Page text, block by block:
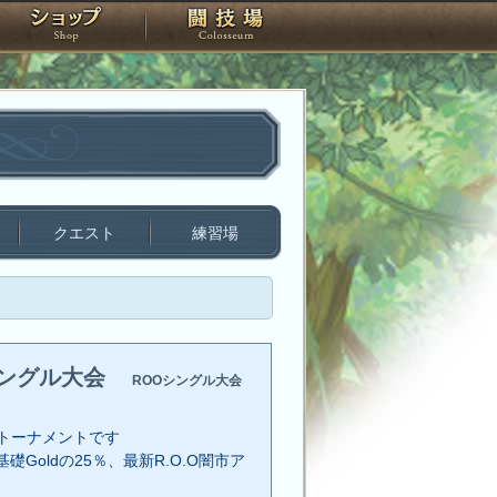
タジオ ショップ 闘技場
クエスト 練習場
グル大会 ROOシングル大会
ーナメントです
礎Goldの25％、最新R.O.O闇市ア